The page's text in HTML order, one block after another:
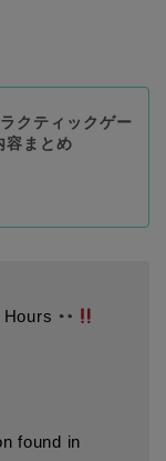
クティックゲー
容まとめ
found in